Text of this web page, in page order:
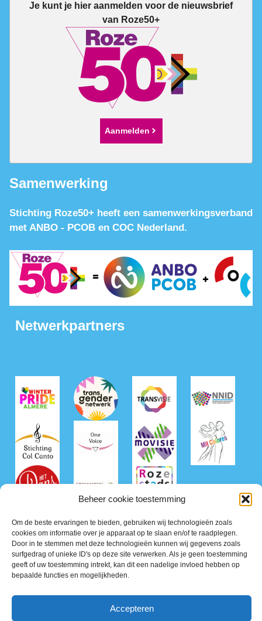
Beheer cookie toestemming
Om de beste ervaringen te bieden, gebruiken wij technologieën zoals
cookies om informatie over je apparaat op te slaan en/of te raadplegen.
Door in te stemmen met deze technologieën kunnen wij gegevens zoals
surfgedrag of unieke ID's op deze site verwerken. Als je geen toestemming
geeft of uw toestemming intrekt, kan dit een nadelige invloed hebben op
bepaalde functies en mogelijkheden.
Accepteren
Je kunt je hier aanmelden voor de nieuwsbrief
van Roze50+
Aanmelden
Samenwerking
Stichting Roze50+ heeft een samenwerkingsverband
met ANBO - PCOB en COC Nederland.
Netwerkpartners
©2026 Roze50+ Nederland